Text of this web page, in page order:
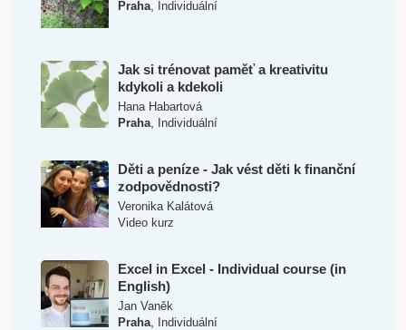
Praha, Individuální
Jak si trénovat paměť a kreativitu
kdykoli a kdekoli
Hana Habartová
Praha, Individuální
Děti a peníze - Jak vést děti k finanční
zodpovědnosti?
Veronika Kalátová
Video kurz
Excel in Excel - Individual course (in
English)
Jan Vaněk
Praha, Individuální